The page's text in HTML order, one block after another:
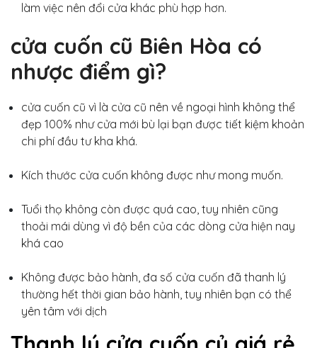
làm việc nên đổi cửa khác phù hợp hơn.
cửa cuốn cũ Biên Hòa có
nhược điểm gì?
cửa cuốn cũ vì là cửa cũ nên về ngoại hình không thể
đẹp 100% như cửa mới bù lại bạn được tiết kiệm khoản
chi phí đầu tư kha khá.
Kích thước cửa cuốn không được như mong muốn.
Tuổi thọ không còn được quá cao, tuy nhiên cũng
thoải mái dùng vì độ bền của các dòng cửa hiện nay
khá cao
Không được bảo hành, đa số cửa cuốn đã thanh lý
thường hết thời gian bảo hành, tuy nhiên bạn có thể
yên tâm với dịch